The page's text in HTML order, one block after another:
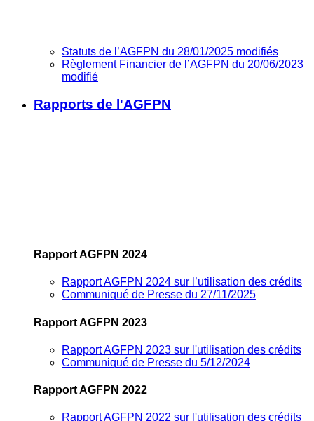
Statuts de l’AGFPN du 28/01/2025 modifiés
Règlement Financier de l’AGFPN du 20/06/2023
modifié
Rapports de l'AGFPN
Rapport AGFPN 2024
Rapport AGFPN 2024 sur l’utilisation des crédits
Communiqué de Presse du 27/11/2025
Rapport AGFPN 2023
Rapport AGFPN 2023 sur l'utilisation des crédits
Communiqué de Presse du 5/12/2024
Rapport AGFPN 2022
Rapport AGFPN 2022 sur l'utilisation des crédits